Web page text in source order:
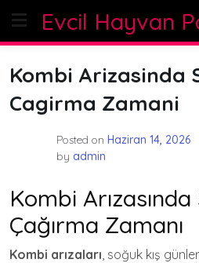
content
Evcil Hayvan
Kombi Arizasinda
Cagirma Zamani
Posted on Haziran 14, 2026
by admin
Kombi
Çağırma Zamanı
Kombi arızaları, soğuk kış